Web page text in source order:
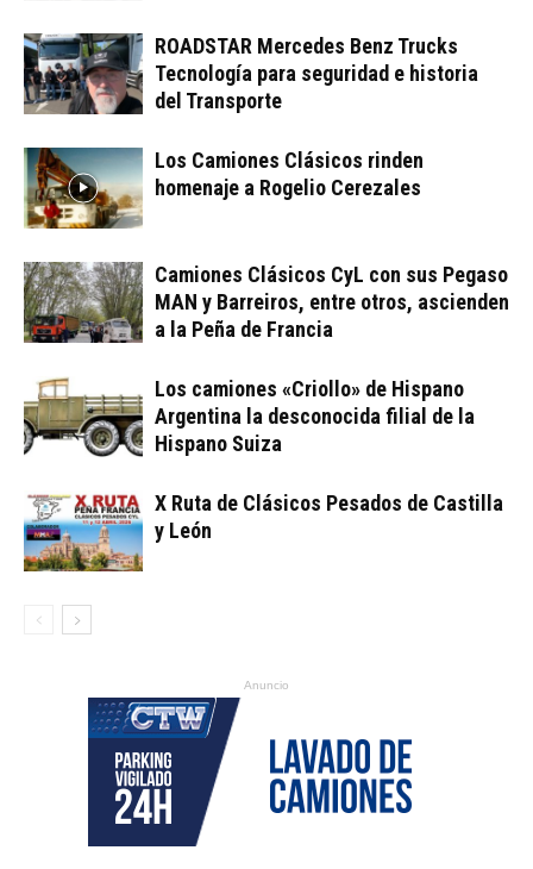
ROADSTAR Mercedes Benz Trucks
Tecnología para seguridad e historia
del Transporte
Los Camiones Clásicos rinden
homenaje a Rogelio Cerezales
Camiones Clásicos CyL con sus Pegaso
MAN y Barreiros, entre otros, ascienden
a la Peña de Francia
Los camiones «Criollo» de Hispano
Argentina la desconocida filial de la
Hispano Suiza
X Ruta de Clásicos Pesados de Castilla
y León
Anuncio